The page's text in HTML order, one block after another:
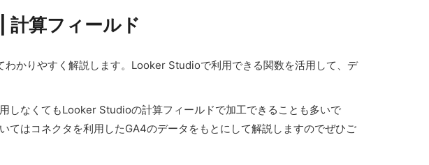
計算フィールド
かりやすく解説します。Looker Studioで利用できる関数を活用して、デ
なくてもLooker Studioの計算フィールドで加工できることも多いで
はコネクタを利用したGA4のデータをもとにして解説しますのでぜひご